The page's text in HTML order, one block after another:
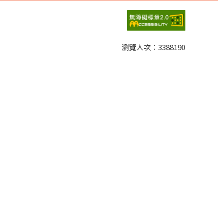
以香港一連串抗中事件為例，點出語言與身分認同的
信感，並非歷史上第一次出現。中國已經在許多方
瀏覽人次： 3388190